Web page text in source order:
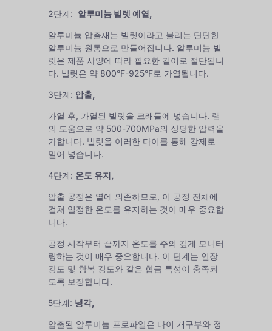
2단계: 알루미늄 빌렛 예열,
알루미늄 압출재는 빌릿이라고 불리는 단단한
알루미늄 원통으로 만들어집니다. 알루미늄 빌
릿은 제품 사양에 따라 필요한 길이로 절단됩니
다. 빌릿은 약 800°F-925°F로 가열됩니다.
3단계: 압출,
가열 후, 가열된 빌릿을 크래들에 넣습니다. 램
의 도움으로 약 500-700MPa의 상당한 압력을
가합니다. 빌릿을 이러한 다이를 통해 강제로
밀어 넣습니다.
4단계: 온도 유지,
압출 공정은 열에 의존하므로, 이 공정 전체에
걸쳐 일정한 온도를 유지하는 것이 매우 중요합
니다.
공정 시작부터 끝까지 온도를 주의 깊게 모니터
링하는 것이 매우 중요합니다. 이 단계는 인장
강도 및 항복 강도와 같은 합금 특성이 충족되
도록 보장합니다.
5단계: 냉각,
압출된 알루미늄 프로파일은 다이 개구부와 정